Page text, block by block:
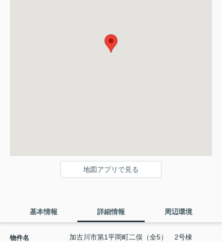
地図アプリで見る
基本情報 詳細情報 周辺環境
物件名 加古川市第1平岡町二俣（全5） 2号棟